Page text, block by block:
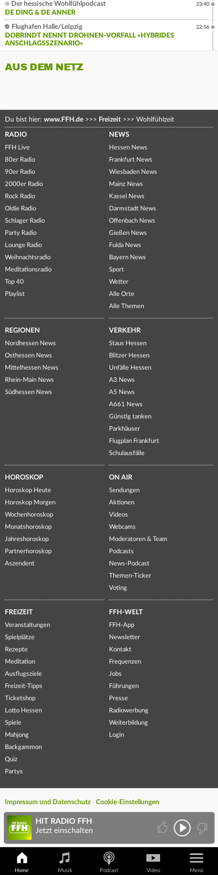
Der hessische Wohlfühlpodcast
DE DING & DE ANNER
23:40
Flughafen Halle/Leipzig
DOBRINDT NENNT DROHNEN-VORFALL «HYBRIDES
ANSCHLAGSSZENARIO»
22:56
AUS DEM NETZ
Du bist hier: www.FFH.de >>> Freizeit >>> Wohlfühlzeit
RADIO
FFH Live
80er Radio
90er Radio
2000er Radio
Rock Radio
Oldie Radio
Schlager Radio
Party Radio
Lounge Radio
Weihnachtsradio
Meditationsradio
Top 40
Playlist
NEWS
Hessen News
Frankfurt News
Wiesbaden News
Mainz News
Kassel News
Darmstadt News
Offenbach News
Gießen News
Fulda News
Bayern News
Sport
Wetter
Alle Orte
Alle Themen
REGIONEN
Nordhessen News
Osthessen News
Mittelhessen News
Rhein-Main News
Südhessen News
VERKEHR
Staus Hessen
Blitzer Hessen
Unfälle Hessen
A3 News
A5 News
A661 News
Günstig tanken
Parkhäuser
Flugplan Frankfurt
Schulausfälle
HOROSKOP
Horoskop Heute
Horoskop Morgen
Wochenhoroskop
Monatshoroskop
Jahreshoroskop
Partnerhoroskop
Aszendent
ON AIR
Sendungen
Aktionen
Videos
Webcams
Moderatoren & Team
Podcasts
News-Podcast
Themen-Ticker
Voting
FREIZEIT
Veranstaltungen
Spielplätze
Rezepte
Meditation
Ausflugsziele
Freizeit-Tipps
Ticketshop
Lotto Hessen
Spiele
Mahjong
Backgammon
Quiz
Partys
FFH-WELT
FFH-App
Newsletter
Kontakt
Frequenzen
Jobs
Führungen
Presse
Radiowerbung
Weiterbildung
Login
Impressum und Datenschutz Cookie-Einstellungen
Home Musik Podcast Video Menü
HIT RADIO FFH
Jetzt einschalten